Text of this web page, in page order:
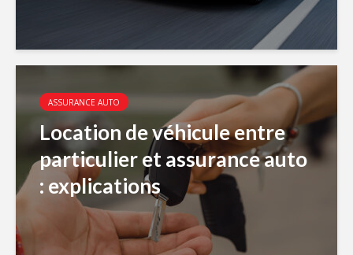
ASSURANCE AUTO
Location de véhicule entre
particulier et assurance auto
: explications